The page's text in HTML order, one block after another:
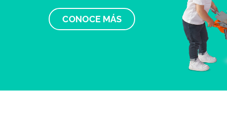
CONOCE MÁS